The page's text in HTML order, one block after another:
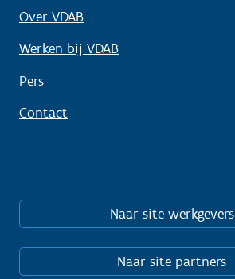
Over VDAB
Werken bij VDAB
Pers
Contact
Naar site werkgevers
Naar site partners